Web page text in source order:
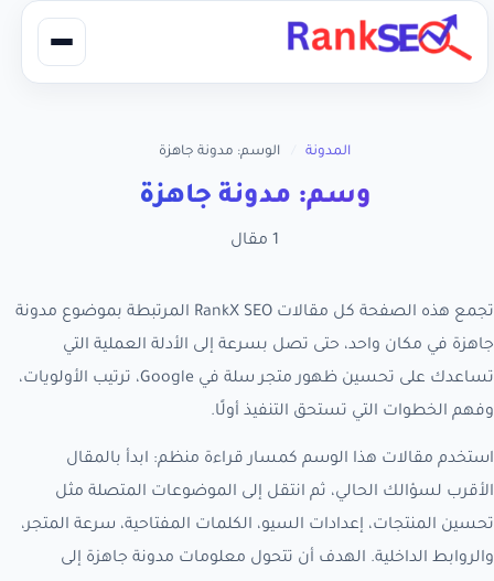
المدونة الوسم: مدونة جاهزة
وسم: مدونة جاهزة
1 مقال
تجمع هذه الصفحة كل مقالات RankX SEO المرتبطة بموضوع مدونة
جاهزة في مكان واحد، حتى تصل بسرعة إلى الأدلة العملية التي
تساعدك على تحسين ظهور متجر سلة في Google، ترتيب الأولويات،
وفهم الخطوات التي تستحق التنفيذ أولًا.
استخدم مقالات هذا الوسم كمسار قراءة منظم: ابدأ بالمقال
الأقرب لسؤالك الحالي، ثم انتقل إلى الموضوعات المتصلة مثل
تحسين المنتجات، إعدادات السيو، الكلمات المفتاحية، سرعة المتجر،
والروابط الداخلية. الهدف أن تتحول معلومات مدونة جاهزة إلى